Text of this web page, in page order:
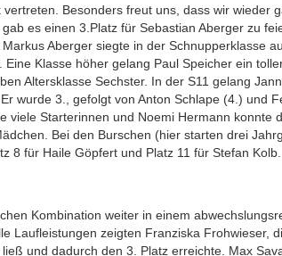
Besonders freut uns, dass wir wieder
es einen 3.Platz für Sebastian Aberger zu
Aberger siegte in der Schnupperklasse
Klasse höher gelang Paul Speicher ein
Altersklasse Sechster. In der S11 gelang
wurde 3., gefolgt von Anton Schlape (4.) und
viele Starterinnen und Noemi Hermann konnte
Bei den Burschen (hier starten drei
8 für Haile Göpfert und Platz 11 für Stefan Kolb.
Kombination weiter in einem
Laufleistungen zeigten Franziska Frohwieser,
und dadurch den 3. Platz erreichte. Max